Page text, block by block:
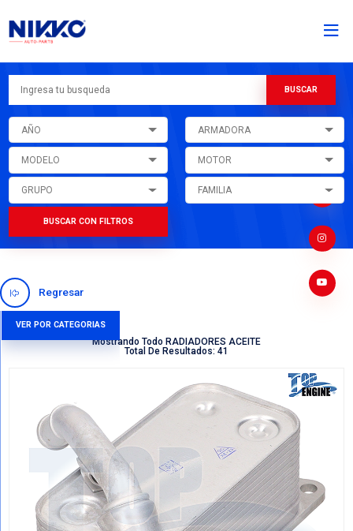
AÑO ARMADORA
GRUPO FAMILIA
BUSCAR CON FILTROS
VER POR CATEGORIAS
Mostrando Todo RADIADORES ACEITE
Total De Resultados: 41